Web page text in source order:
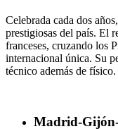
Celebrada cada dos años,
prestigiosas del país. El
franceses, cruzando los
internacional única. Su
técnico además de físico.
Madrid-